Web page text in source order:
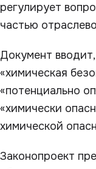
регулирует
частью
Документ
«химическая
«потенциально
«химически
химической
Законопроект